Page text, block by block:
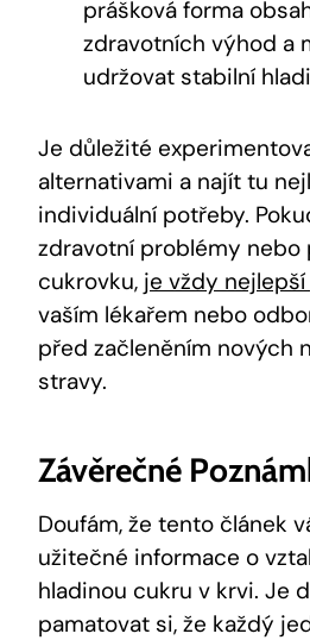
prášková forma
zdravotních výhod a
udržovat stabilní
Je důležité
alternativami a najít tu
individuální potřeby.
zdravotní problémy nebo
cukrovku, je vždy
vaším lékařem nebo
před začleněním nových
stravy.
Závěrečné
Doufám, že tento článek
užitečné informace o
hladinou cukru v krvi. Je
pamatovat si, že každý